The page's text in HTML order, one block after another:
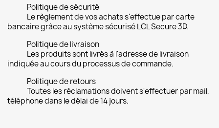
Politique de sécurité
Le règlement de vos achats s'effectue par carte
bancaire grâce au système sécurisé LCL Secure 3D.
Politique de livraison
Les produits sont livrés à l'adresse de livraison
indiquée au cours du processus de commande.
Politique de retours
Toutes les réclamations doivent s'effectuer par mail,
téléphone dans le délai de 14 jours.